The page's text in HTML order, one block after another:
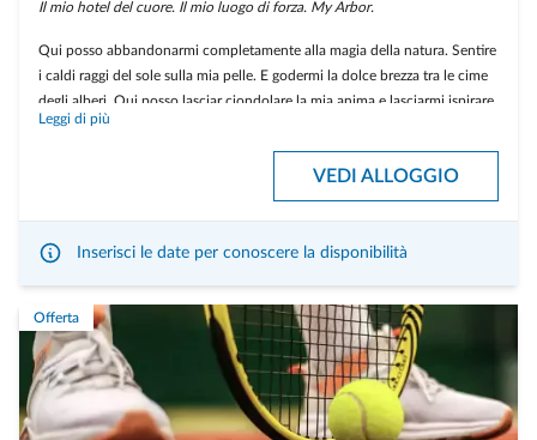
Il mio hotel del cuore. Il mio luogo di forza. My Arbor.
Qui posso abbandonarmi completamente alla magia della natura. Sentire
i caldi raggi del sole sulla mia pelle. E godermi la dolce brezza tra le cime
degli alberi. Qui posso lasciar ciondolare la mia anima e lasciarmi ispirare
dall'energia positiva del bosco. Non vedo l'ora di assaggiare deliziose
specialità culinarie e di farmi coccolare.
Leggi di più
VEDI ALLOGGIO
Inserisci le date per conoscere la disponibilità
Offerta